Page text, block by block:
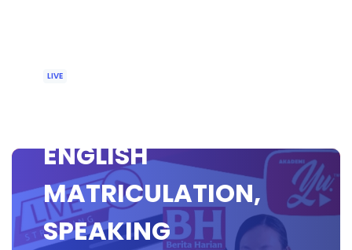
LIVE
ENGLISH
MATRICULATION,
SPEAKING